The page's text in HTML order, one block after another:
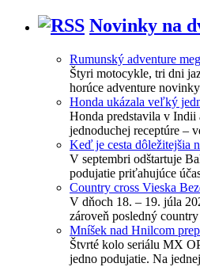
Novinky na
Rumunský adventure
Štyri motocykle, tri dni
horúce adventure
Honda ukázala veľký
Honda predstavila v Indii
jednoduchej receptúre –
Keď je cesta dôležitejšia
V septembri odštartuje
podujatie priťahujúce
Country cross Vieska
V dňoch 18. – 19. júla
zároveň posledný
Mníšek nad Hnilcom
Štvrté kolo seriálu MX
jedno podujatie. Na